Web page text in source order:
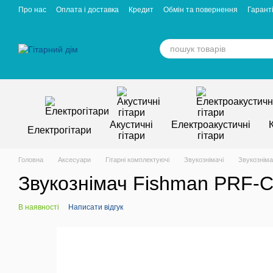
Перейти к основному контенту
Про нас Оплата і доставка Кредит Обмін та повернення
Електрогітари
Акустичні
гітари
Електроакустичні
гітари
Головна Аксесуари Гітарні комплектуючі Звукознімачі
Звукознімач Fishman PRF-
В наявності Написати відгук